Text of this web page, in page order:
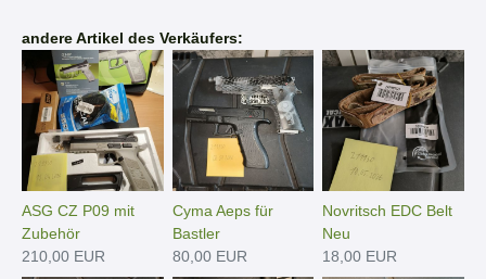
andere Artikel des Verkäufers:
ASG CZ P09 mit
Zubehör
210,00 EUR
Cyma Aeps für
Bastler
80,00 EUR
Novritsch EDC Belt
Neu
18,00 EUR